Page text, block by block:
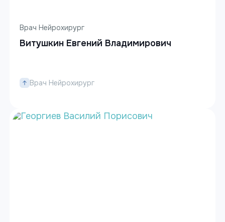
Врач Нейрохирург
Витушкин Евгений Владимирович
Врач Нейрохирург